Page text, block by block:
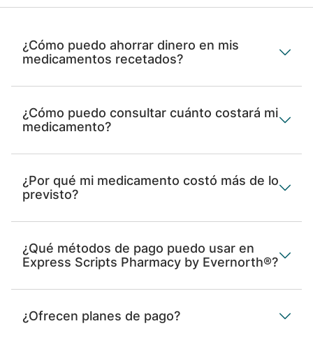
¿Cómo puedo ahorrar dinero en mis
medicamentos recetados?
¿Cómo puedo consultar cuánto costará mi
medicamento?
¿Por qué mi medicamento costó más de lo
previsto?
¿Qué métodos de pago puedo usar en
Express Scripts Pharmacy by Evernorth®?
¿Ofrecen planes de pago?